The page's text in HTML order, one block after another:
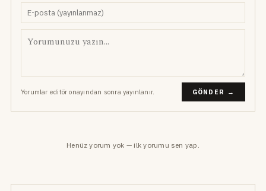
Yorumlar editör onayından sonra yayınlanır. GÖNDER →
Henüz yorum yok — ilk yorumu sen yap.